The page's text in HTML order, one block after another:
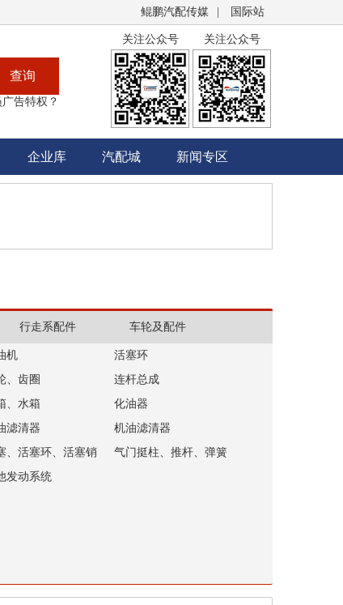
鲲鹏汽配传媒 国际站
查询
告特权？
关注公众号 关注公众号
企业库 汽配城 新闻专区
行走系配件 车轮及配件
机
活塞环
、齿圈
连杆总成
、水箱
化油器
滤清器
机油滤清器
、活塞环、活塞销
气门挺柱、推杆、弹簧
发动系统